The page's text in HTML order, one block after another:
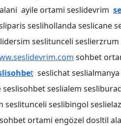
🎧
ayile ortami seslidevrim
seslihollanda seslicane
seslitunceli
sohbet
t seslichat
seslialem
seslitunceli seslibingol
sohbet ortami engözel dosltil